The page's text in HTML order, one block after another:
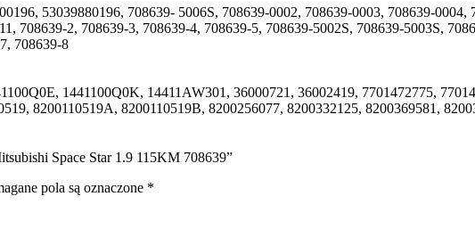
53039880196, 708639- 5006S, 708639-0002, 708639-0003, 708639-
708639-2, 708639-3, 708639-4, 708639-5, 708639-5002S, 708639-5003S,
708639-8
1441100Q0K, 14411AW301, 36000721, 36002419, 7701472775,
8200110519A, 8200110519B, 8200256077, 8200332125, 8200369581,
Space Star 1.9 115KM 708639”
pola są oznaczone *